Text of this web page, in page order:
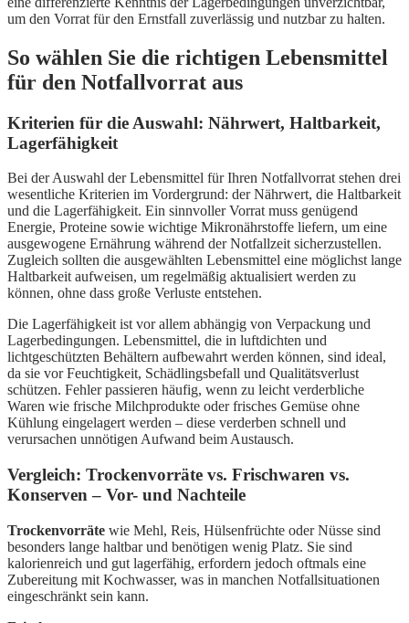
um den Vorrat für den Ernstfall zuverlässig und nutzbar zu halten.
So wählen Sie die richtigen Lebensmittel
für den Notfallvorrat aus
Kriterien für die Auswahl: Nährwert, Haltbarkeit,
Lagerfähigkeit
Bei der Auswahl der Lebensmittel für Ihren Notfallvorrat stehen drei
wesentliche Kriterien im Vordergrund: der Nährwert, die Haltbarkeit
und die Lagerfähigkeit. Ein sinnvoller Vorrat muss genügend
Energie, Proteine sowie wichtige Mikronährstoffe liefern, um eine
ausgewogene Ernährung während der Notfallzeit sicherzustellen.
Zugleich sollten die ausgewählten Lebensmittel eine möglichst lange
Haltbarkeit aufweisen, um regelmäßig aktualisiert werden zu
können, ohne dass große Verluste entstehen.
Die Lagerfähigkeit ist vor allem abhängig von Verpackung und
Lagerbedingungen. Lebensmittel, die in luftdichten und
lichtgeschützten Behältern aufbewahrt werden können, sind ideal,
da sie vor Feuchtigkeit, Schädlingsbefall und Qualitätsverlust
schützen. Fehler passieren häufig, wenn zu leicht verderbliche
Waren wie frische Milchprodukte oder frisches Gemüse ohne
Kühlung eingelagert werden – diese verderben schnell und
verursachen unnötigen Aufwand beim Austausch.
Vergleich: Trockenvorräte vs. Frischwaren vs.
Konserven – Vor- und Nachteile
Trockenvorräte wie Mehl, Reis, Hülsenfrüchte oder Nüsse sind
besonders lange haltbar und benötigen wenig Platz. Sie sind
kalorienreich und gut lagerfähig, erfordern jedoch oftmals eine
Zubereitung mit Kochwasser, was in manchen Notfallsituationen
eingeschränkt sein kann.